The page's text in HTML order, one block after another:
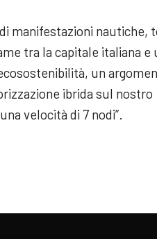
manifestazioni nautiche,
tra la capitale italiana e
un
ibrida sul nostro
velocità di 7 nodi”.